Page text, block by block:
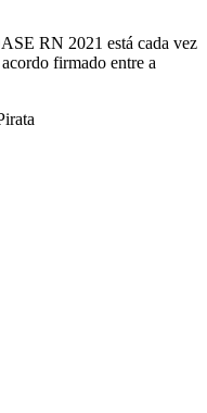
RN 2021 está cada vez
firmado entre a